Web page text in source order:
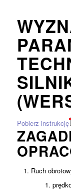
Pobierz instrukcję
Ruch